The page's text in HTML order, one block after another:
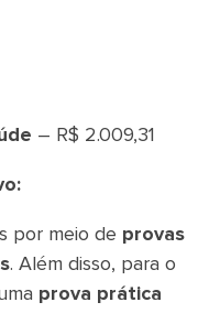
– R$ 2.009,31
por meio de provas
. Além disso, para o
prova prática